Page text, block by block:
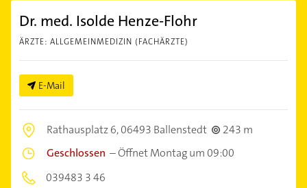
Dr. med. Isolde Henze-Flohr
ÄRZTE: ALLGEMEINMEDIZIN (FACHÄRZTE)
E-Mail
Rathausplatz 6,06493 Ballenstedt
243 m
Geschlossen –Öffnet Montag um 09:00
039483 3 46